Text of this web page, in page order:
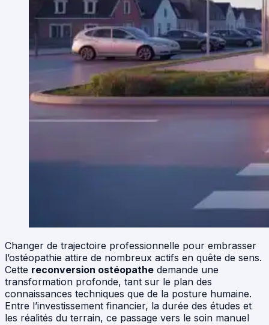
Changer de trajectoire professionnelle pour embrasser
l’ostéopathie attire de nombreux actifs en quête de sens.
Cette reconversion ostéopathe demande une
transformation profonde, tant sur le plan des
connaissances techniques que de la posture humaine.
Entre l’investissement financier, la durée des études et
les réalités du terrain, ce passage vers le soin manuel